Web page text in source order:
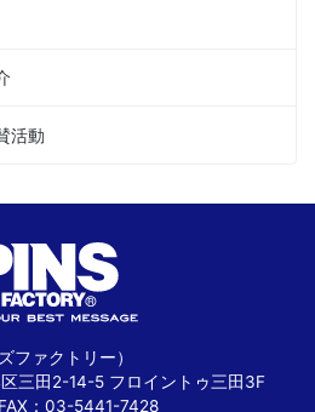
活動
ファクトリー）
三田2-14-5 フロイントゥ三田3F
：03-5441-7428